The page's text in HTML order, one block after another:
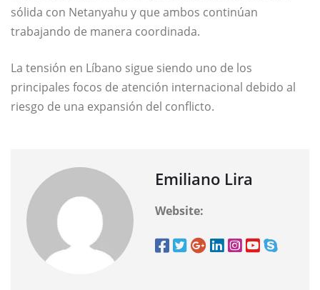
sólida con Netanyahu y que ambos continúan
trabajando de manera coordinada.
La tensión en Líbano sigue siendo uno de los
principales focos de atención internacional debido al
riesgo de una expansión del conflicto.
Emiliano Lira
Website: